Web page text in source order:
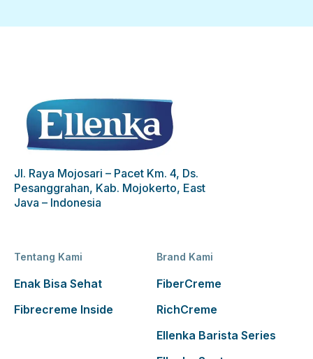
Jl. Raya Mojosari – Pacet Km. 4, Ds.
Pesanggrahan, Kab. Mojokerto, East
Java – Indonesia
Tentang Kami
Enak Bisa Sehat
Fibrecreme Inside
Brand Kami
FiberCreme
RichCreme
Ellenka Barista Series